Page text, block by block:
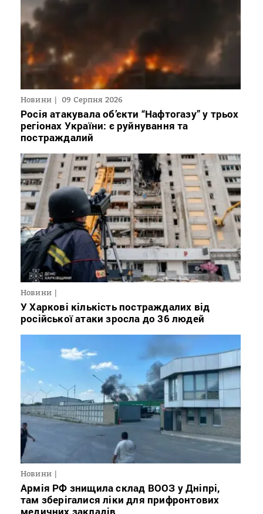
Новини 09 Серпня 2026
Росія атакувала об’єкти “Нафтогазу” у трьох
регіонах України: є руйнування та
постраждалий
Новини
У Харкові кількість постраждалих від
російської атаки зросла до 36 людей
Новини
Армія РФ знищила склад ВООЗ у Дніпрі,
там зберігалися ліки для прифронтових